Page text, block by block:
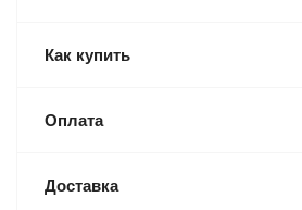
Как купить
Оплата
Доставка